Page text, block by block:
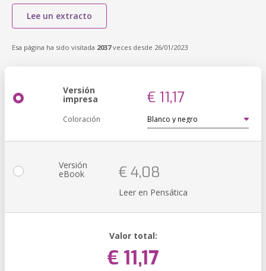
Lee un extracto
Esa página ha sido visitada 2037veces desde 26/01/2023
Versión
impresa € 11,17
Coloración
Versión
eBook € 4,08
Leer en Pensática
Valor total:
€ 11,17